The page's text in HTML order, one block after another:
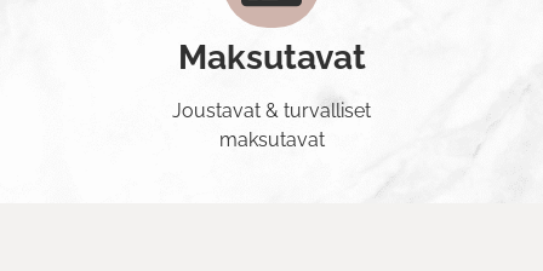
Maksutavat
Joustavat & turvalliset
maksutavat